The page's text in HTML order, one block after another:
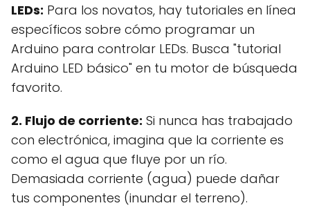
LEDs: Para los novatos, hay tutoriales en línea
específicos sobre cómo programar un
Arduino para controlar LEDs. Busca "tutorial
Arduino LED básico" en tu motor de búsqueda
favorito.
2. Flujo de corriente: Si nunca has trabajado
con electrónica, imagina que la corriente es
como el agua que fluye por un río.
Demasiada corriente (agua) puede dañar
tus componentes (inundar el terreno).